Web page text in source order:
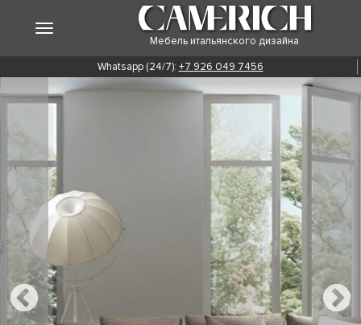
Мебель итальянского дизайна
Whatsapp (24/7): +7 926 049 7456